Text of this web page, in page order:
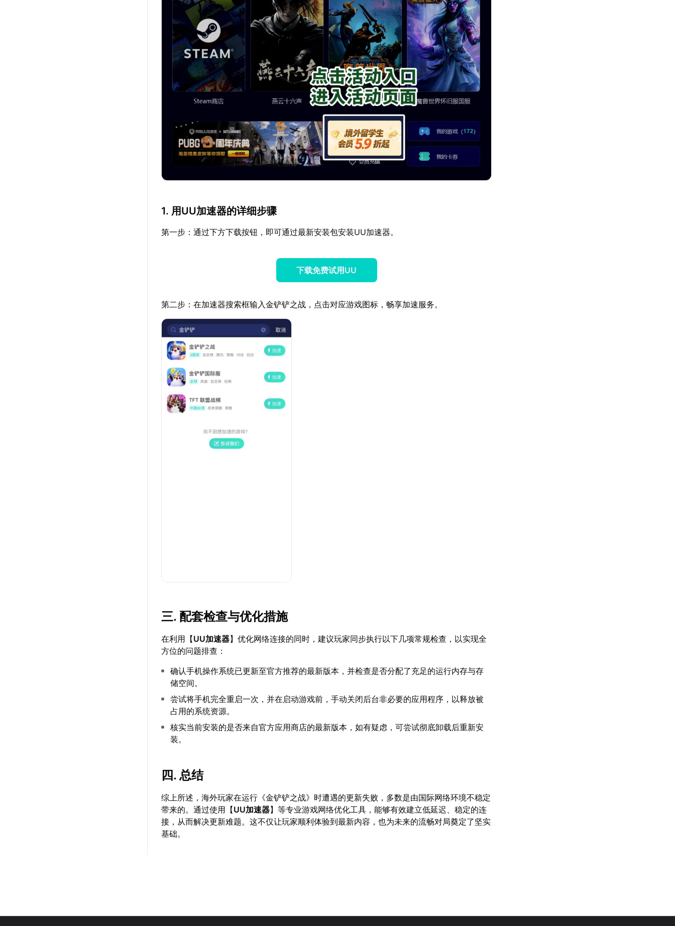
1. 用UU加速器的详细步骤
第一步：通过下方下载按钮，即可通过最新安装包安装UU加速器。
下载免费试用UU
第二步：在加速器搜索框输入金铲铲之战，点击对应游戏图标，畅享加速服务。
三. 配套检查与优化措施
在利用【UU加速器】优化网络连接的同时，建议玩家同步执行以下几项常规检查，以实现全
方位的问题排查：
确认手机操作系统已更新至官方推荐的最新版本，并检查是否分配了充足的运行内存与存
储空间。
尝试将手机完全重启一次，并在启动游戏前，手动关闭后台非必要的应用程序，以释放被
占用的系统资源。
核实当前安装的是否来自官方应用商店的最新版本，如有疑虑，可尝试彻底卸载后重新安
装。
四. 总结
综上所述，海外玩家在运行《金铲铲之战》时遭遇的更新失败，多数是由国际网络环境不稳定
带来的。通过使用【UU加速器】等专业游戏网络优化工具，能够有效建立低延迟、稳定的连
接，从而解决更新难题。这不仅让玩家顺利体验到最新内容，也为未来的流畅对局奠定了坚实
基础。